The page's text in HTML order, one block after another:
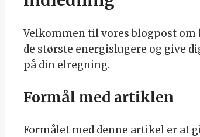
Velkommen til vores blogpost om
de største energislugere og give
på din elregning.
Formål med artiklen
Formålet med denne artikel er at